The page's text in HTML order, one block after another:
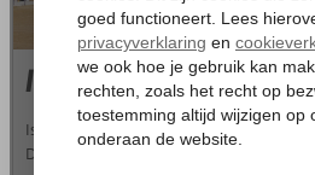
Islantilla
Islantilla wordt terecht ook wel de
Dit stukje Spanje combineert